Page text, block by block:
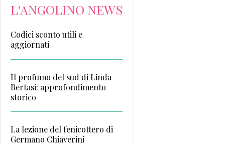
L'ANGOLINO NEWS
Codici sconto utili e
aggiornati
Il profumo del sud di Linda
Bertasi: approfondimento
storico
La lezione del fenicottero di
Germano Chiaverini